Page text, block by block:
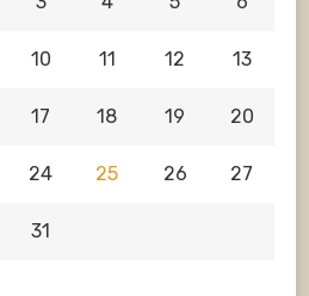
10 11 12 13
17 18 19 20
24 25 26 27
31